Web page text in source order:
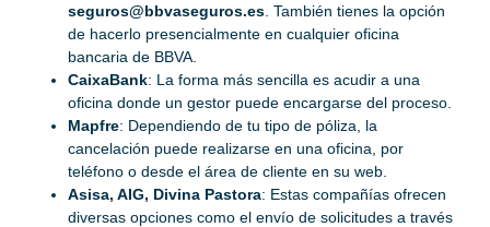
seguros@bbvaseguros.es . También tienes la opción
de hacerlo presencialmente en cualquier oficina
bancaria de BBVA.
CaixaBank: La forma más sencilla es acudir a una
oficina donde un gestor puede encargarse del proceso.
Mapfre: Dependiendo de tu tipo de póliza, la
cancelación puede realizarse en una oficina, por
teléfono o desde el área de cliente en su web.
Asisa, AIG, Divina Pastora: Estas compañías ofrecen
diversas opciones como el envío de solicitudes a través